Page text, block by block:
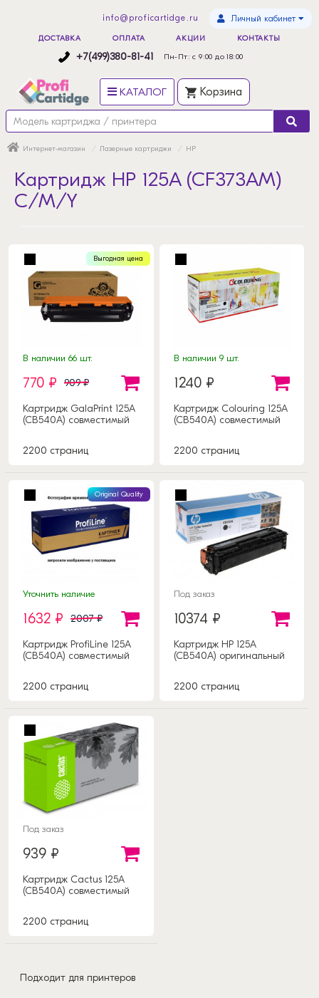
info@proficartidge.ru Личный кабинет
ДОСТАВКА ОПЛАТА АКЦИИ КОНТАКТЫ
+7(499)380-81-41 Пн-Пт: с 9:00 до 18:00
КАТАЛОГ Корзина
Интернет-магазин Лазерные картриджи HP
Картридж HP 125A (CF373AM)
C/M/Y
Выгодная цена
В наличии 66 шт.
770 ₽ 909 ₽
Картридж GalaPrint 125A
(CB540A) совместимый
2200 страниц
В наличии 9 шт.
1240 ₽
Картридж Colouring 125A
(CB540A) совместимый
2200 страниц
Original Quality
Уточнить наличие
1632 ₽ 2007 ₽
Картридж ProfiLine 125A
(CB540A) совместимый
2200 страниц
Под заказ
10374 ₽
Картридж HP 125A
(CB540A) оригинальный
2200 страниц
Под заказ
939 ₽
Картридж Cactus 125A
(CB540A) совместимый
2200 страниц
Подходит для принтеров